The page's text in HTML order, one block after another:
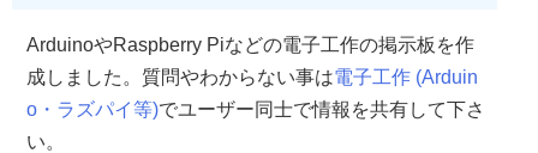
ArduinoやRaspberry Piなどの電子工作の掲示板を作
成しました。質問やわからない事は電子工作 (Arduin
o・ラズパイ等)でユーザー同士で情報を共有して下さ
い。